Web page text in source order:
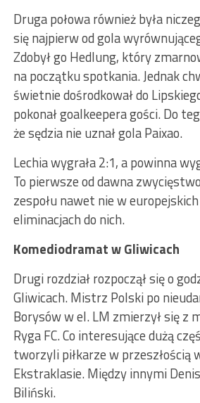
Druga połowa również była
się najpierw od gola
Zdobył go Hedlung, który
na początku spotkania. Jednak
świetnie dośrodkował do
pokonał goalkeepera gości. Do
że sędzia nie uznał gola Paixao.
Lechia wygrała 2:1, a powinna
To pierwsze od dawna
zespołu nawet nie w
eliminacjach do nich.
Komediodramat w Gliwicach
Drugi rozdział rozpoczął się o
Gliwicach. Mistrz Polski po
Borysów w el. LM zmierzył się z
Ryga FC. Co interesujące dużą
tworzyli piłkarze w przeszłością
Ekstraklasie. Między innymi
Biliński.